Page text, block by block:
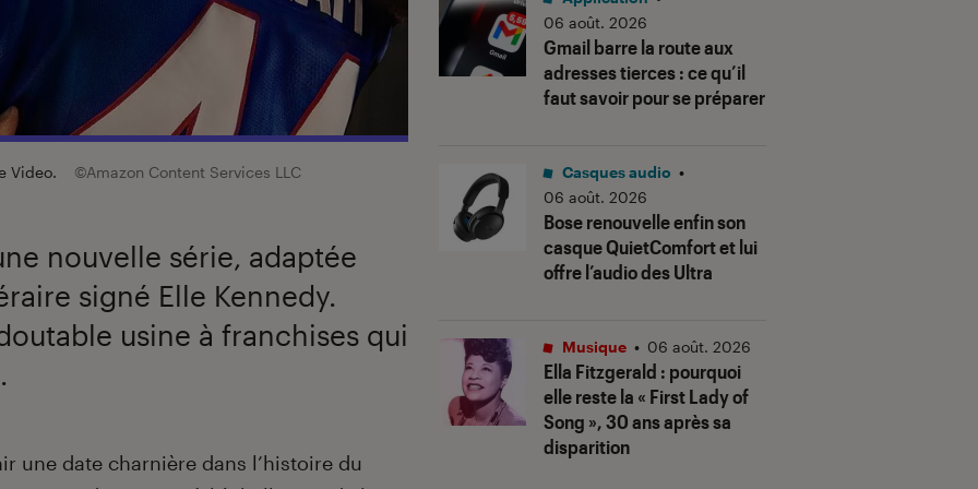
Video. ©Amazon Content Services LLC
nouvelle série, adaptée
signé Elle Kennedy.
usine à franchises qui
une date charnière dans l’histoire du
Gmail barre la route aux
adresses tierces : ce qu’il
faut savoir pour se préparer
06 août. 2026
Bose renouvelle enfin son
casque QuietComfort et lui
offre l’audio des Ultra
Casques audio •
06 août. 2026
Ella Fitzgerald : pourquoi
elle reste la « First Lady of
Song », 30 ans après sa
disparition
Musique • 06 août. 2026